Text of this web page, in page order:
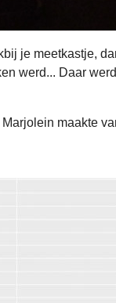
je meetkastje,
werd... Daar
maakte